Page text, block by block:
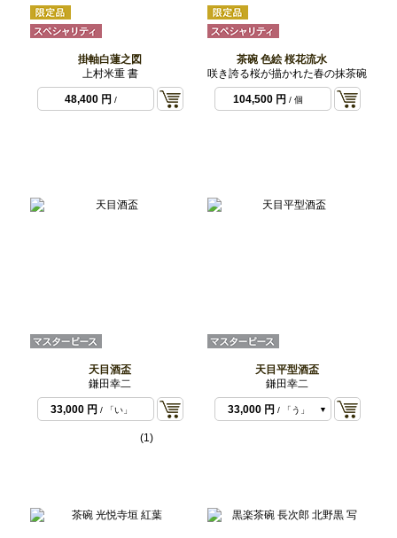
掛軸白蓮之図
上村米重 書
48,400 円 /
茶碗 色絵 桜花流水
咲き誇る桜が描かれた春の抹茶碗
104,500 円 / 個
天目酒盃
鎌田幸二
33,000 円 / 「い」
(1)
天目平型酒盃
鎌田幸二
33,000 円 / 「う」